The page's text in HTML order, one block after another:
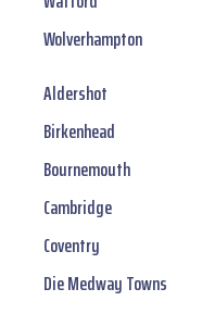
Wolverhampton
Aldershot
Birkenhead
Bournemouth
Cambridge
Coventry
Die Medway Towns